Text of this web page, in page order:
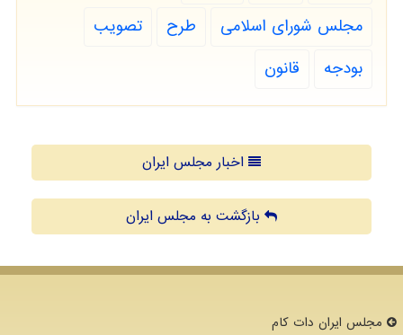
مجلس شورای اسلامی
طرح
تصویب
بودجه
قانون
اخبار مجلس ایران
بازگشت به مجلس ایران
مجلس ایران دات كام